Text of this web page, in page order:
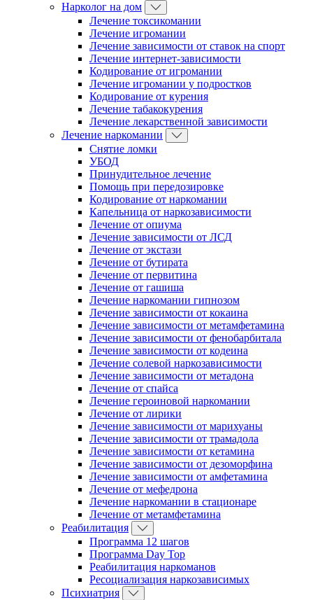
Нарколог на дом
Лечение токсикомании
Лечение игромании
Лечение зависимости от ставок на спорт
Лечение интернет-зависимости
Кодирование от игромании
Лечение игромании у подростков
Кодирование от курения
Лечение табакокурения
Лечение лекарственной зависимости
Лечение наркомании
Снятие ломки
УБОД
Принудительное лечение
Помощь при передозировке
Кодирование от наркомании
Капельница от наркозависимости
Лечение от опиума
Лечение зависимости от ЛСД
Лечение от экстази
Лечение от бутирата
Лечение от первитина
Лечение от гашиша
Лечение наркомании гипнозом
Лечение зависимости от кокаина
Лечение зависимости от метамфетамина
Лечение зависимости от фенобарбитала
Лечение зависимости от кодеина
Лечение солевой наркозависимости
Лечение зависимости от метадона
Лечение от спайса
Лечение героиновой наркомании
Лечение от лирики
Лечение зависимости от марихуаны
Лечение зависимости от трамадола
Лечение зависимости от кетамина
Лечение зависимости от дезоморфина
Лечение зависимости от амфетамина
Лечение от мефедрона
Лечение наркомании в стационаре
Лечение от метамфетамина
Реабилитация
Программа 12 шагов
Программа Day Top
Реабилитация наркоманов
Ресоциализация наркозависимых
Психиатрия